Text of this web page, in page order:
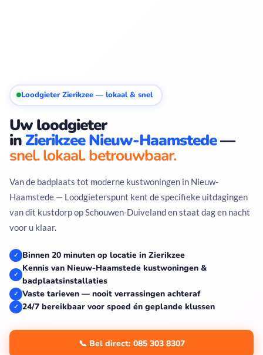
Loodgieter Zierikzee — lokaal & snel
Uw loodgieter
in Zierikzee Nieuw-Haamstede—
snel. lokaal. betrouwbaar.
Van de badplaats tot moderne kustwoningen in Nieuw-
Haamstede — Loodgieterspunt kent de specifieke uitdagingen
van dit kustdorp op Schouwen-Duiveland en staat dag en nacht
voor u klaar.
✓ Binnen 20 minuten op locatie in Zierikzee
✓
Kennis van Nieuw-Haamstede kustwoningen &
badplaatsinstallaties
✓ Vaste tarieven — nooit verrassingen achteraf
✓ 24/7 bereikbaar voor spoed én geplande klussen
📞 Bel direct: 085 303 8307